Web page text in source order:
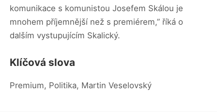
komunikace s komunistou Josefem Skálou je
mnohem příjemnější než s premiérem,” říká o
dalším vystupujícím Skalický.
Klíčová slova
Premium, Politika, Martin Veselovský